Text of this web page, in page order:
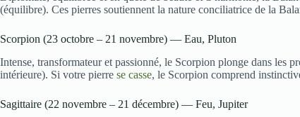
(équilibre). Ces pierres soutiennent la nature conciliatrice de la
Scorpion (23 octobre – 21 novembre) — Eau, Pluton
Intense, transformateur et passionné, le Scorpion plonge dans les
intérieure). Si votre pierre se casse, le Scorpion comprend
Sagittaire (22 novembre – 21 décembre) — Feu, Jupiter